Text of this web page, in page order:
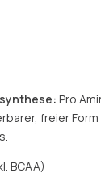
Pro
freier
BCAA)